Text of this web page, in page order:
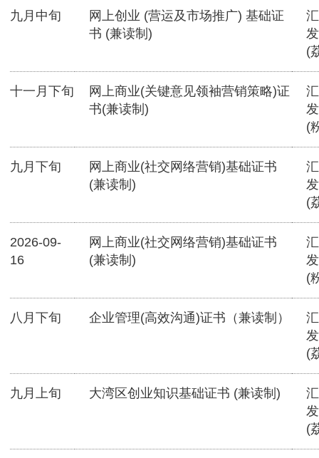
九月中旬
网上创业 (营运及市场推广) 基础证
书 (兼读制)
(
十一月下旬
网上商业(关键意见领袖营销策略)证
书(兼读制)
(
九月下旬
网上商业(社交网络营销)基础证书
(兼读制)
(
2026-09-
16
网上商业(社交网络营销)基础证书
(兼读制)
(
八月下旬 企业管理(高效沟通)证书（兼读制）
(
九月上旬 大湾区创业知识基础证书 (兼读制)
(